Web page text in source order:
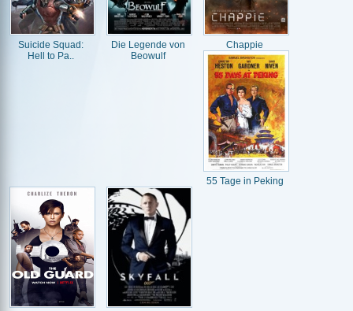
Suicide Squad:
Hell to Pa..
Die Legende von
Beowulf
Chappie
55 Tage in Peking